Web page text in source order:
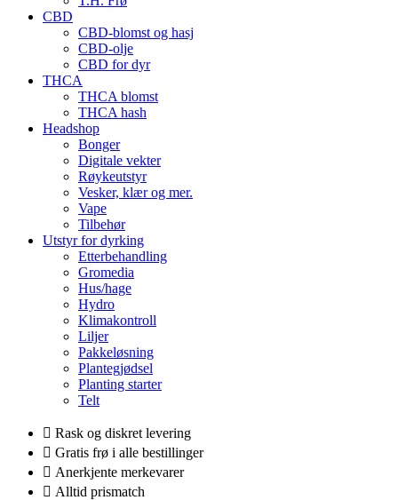
CBD
CBD-blomst og hasj
CBD-olje
CBD for dyr
THCA
THCA blomst
THCA hash
Headshop
Bonger
Digitale vekter
Røykeutstyr
Vesker, klær og mer.
Vape
Tilbehør
Utstyr for dyrking
Etterbehandling
Gromedia
Hus/hage
Hydro
Klimakontroll
Liljer
Pakkeløsning
Plantegjødsel
Planting starter
Telt
Rask og diskret levering
Gratis frø i alle bestillinger
Anerkjente merkevarer
Alltid prismatch